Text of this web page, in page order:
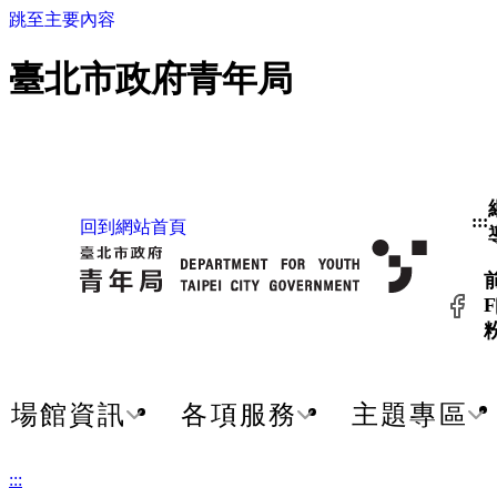
跳至主要內容
臺北市政府青年局
回到網站首頁 :::
場館資訊 各項服務 主題專區
:::